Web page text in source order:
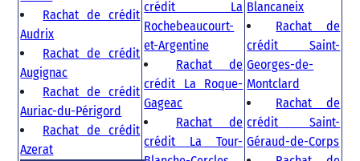
Rachat de crédit
Audrix
Rachat de crédit
Augignac
Rachat de crédit
Auriac-du-Périgord
Rachat de crédit
Azerat
crédit La
Rochebeaucourt-
et-Argentine
Rachat de
crédit La Roque-
Gageac
Rachat de
crédit La Tour-
Blancaneix
Rachat de
crédit Saint-
Georges-de-
Montclard
Rachat de
crédit Saint-
Géraud-de-Corps